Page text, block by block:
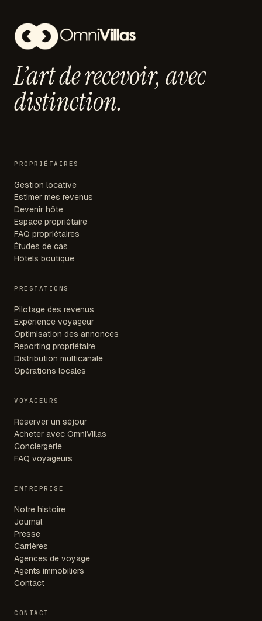
L’art de recevoir, avec
distinction.
PROPRIÉTAIRES
Gestion locative
Estimer mes revenus
Devenir hôte
Espace propriétaire
FAQ propriétaires
Études de cas
Hôtels boutique
PRESTATIONS
Pilotage des revenus
Expérience voyageur
Optimisation des annonces
Reporting propriétaire
Distribution multicanale
Opérations locales
VOYAGEURS
Réserver un séjour
Acheter avec OmniVillas
Conciergerie
FAQ voyageurs
ENTREPRISE
Notre histoire
Journal
Presse
Carrières
Agences de voyage
Agents immobiliers
Contact
CONTACT